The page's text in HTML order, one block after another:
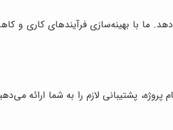
ما با بهینه‌سازی فرآیندهای کاری و
پشتیبانی لازم را به شما ارائه